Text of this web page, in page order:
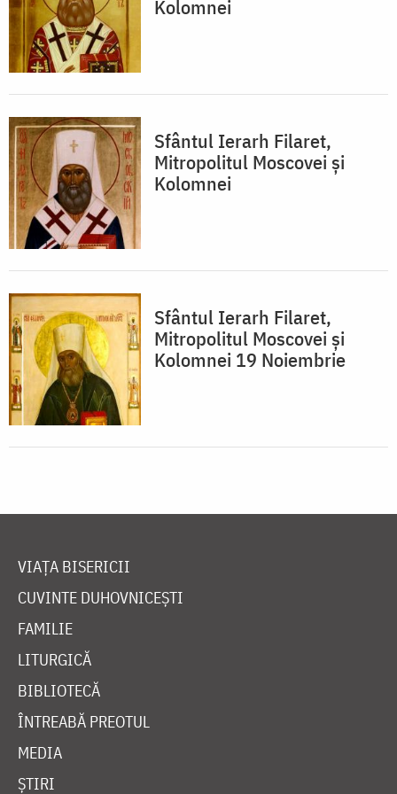
Kolomnei
Sfântul Ierarh Filaret,
Mitropolitul Moscovei și
Kolomnei
Sfântul Ierarh Filaret,
Mitropolitul Moscovei și
Kolomnei 19 Noiembrie
VIAȚA BISERICII
CUVINTE DUHOVNICEȘTI
FAMILIE
LITURGICĂ
BIBLIOTECĂ
ÎNTREABĂ PREOTUL
MEDIA
ȘTIRI